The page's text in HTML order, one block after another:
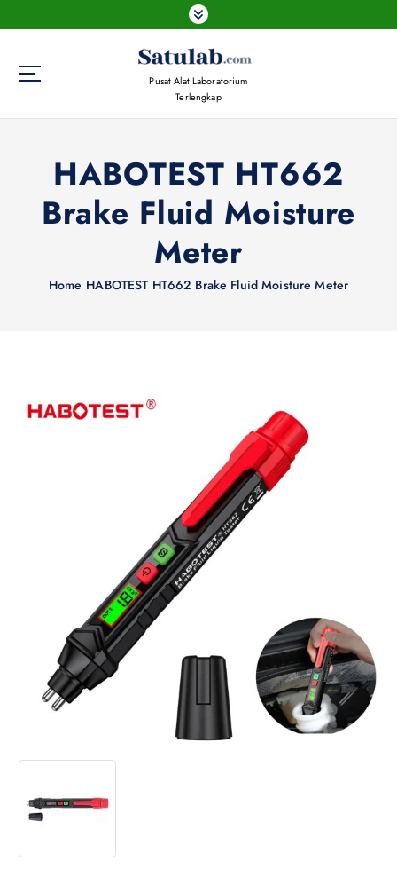
k
Pusat Alat Laboratorium
Terlengkap
HABOTEST HT662
Brake Fluid Moisture
Meter
Home HABOTEST HT662 Brake Fluid Moisture Meter